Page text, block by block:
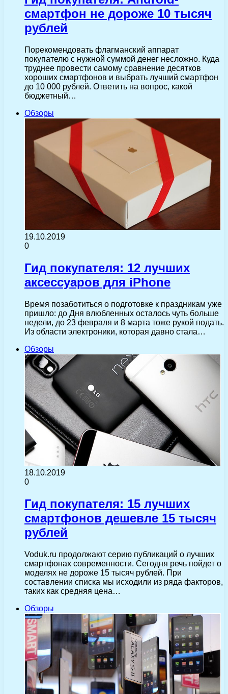
смартфон не дороже 10 тысяч
рублей
Порекомендовать флагманский аппарат
покупателю с нужной суммой денег несложно. Куда
труднее провести самому сравнение десятков
хороших смартфонов и выбрать лучший смартфон
до 10 000 рублей. Ответить на вопрос, какой
бюджетный…
Обзоры
19.10.2019
0
Гид покупателя: 12 лучших
аксессуаров для iPhone
Время позаботиться о подготовке к праздникам уже
пришло: до Дня влюбленных осталось чуть больше
недели, до 23 февраля и 8 марта тоже рукой подать.
Из области электроники, которая давно стала…
Обзоры
18.10.2019
0
Гид покупателя: 15 лучших
смартфонов дешевле 15 тысяч
рублей
Voduk.ru продолжают серию публикаций о лучших
смартфонах современности. Сегодня речь пойдет о
моделях не дороже 15 тысяч рублей. При
составлении списка мы исходили из ряда факторов,
таких как средняя цена…
Обзоры